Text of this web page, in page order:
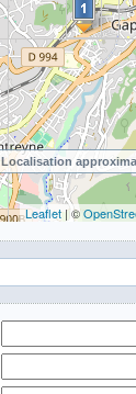
Leaflet| ©
Localisation